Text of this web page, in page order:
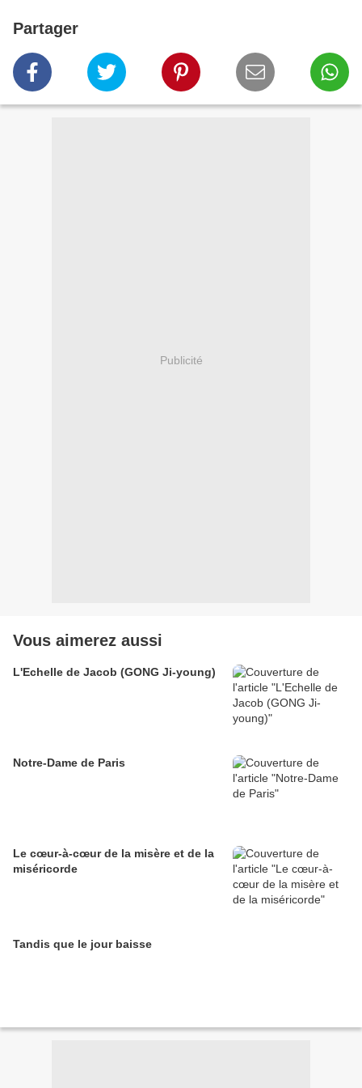
Partager
Publicité
Vous aimerez aussi
L'Echelle de Jacob (GONG Ji-young)
Notre-Dame de Paris
Le cœur-à-cœur de la misère et de la
miséricorde
Tandis que le jour baisse